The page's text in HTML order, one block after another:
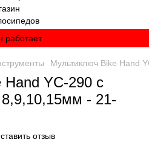
работает
Мультиключ Bike Hand
YC-290 с
- 21-
отзыв